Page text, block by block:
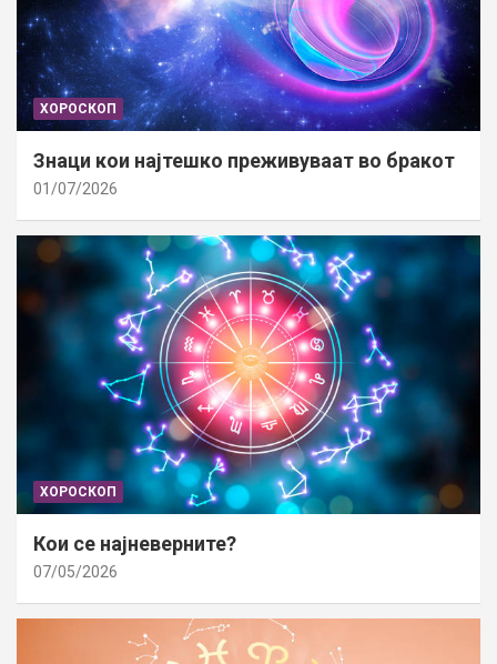
ХОРОСКОП
Знаци кои најтешко преживуваат во бракот
01/07/2026
ХОРОСКОП
Кои се најневерните?
07/05/2026